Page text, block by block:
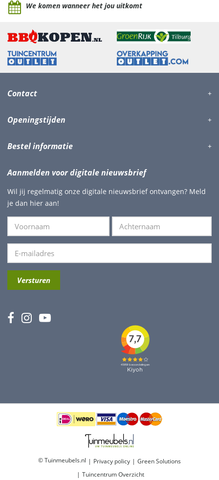
We komen wanneer het jou uitkomt
Contact
Openingstijden
Bestel informatie
Aanmelden voor digitale nieuwsbrief
Wil jij regelmatig onze digitale nieuwsbrief ontvangen? Meld
je dan hier aan!
© Tuinmeubels.nl Privacy policy
Green Solutions
Tuincentrum Overzicht